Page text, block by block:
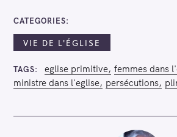
CATEGORIES
VIE DE L'ÉGLISE
TAGS eglise primitive femmes dans
ministre dans l'eglise persécutions